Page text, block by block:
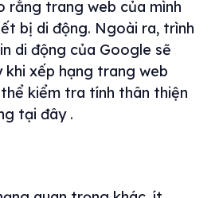
rằng trang web của mình
bị di động. Ngoài ra, trình
di động của Google sẽ
khi xếp hạng trang web
kiểm tra tính thân thiện
tại đây .